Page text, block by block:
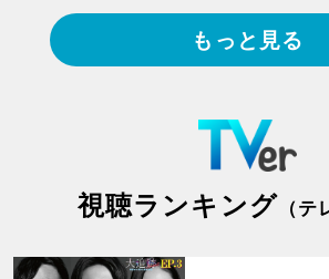
もっと見る
視聴ランキング （テ